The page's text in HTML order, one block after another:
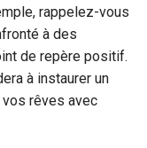
rappelez-vous
à des
de repère positif.
à instaurer un
rêves avec